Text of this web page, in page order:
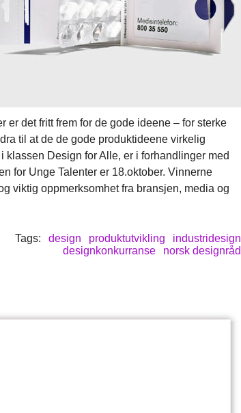
er det fritt frem for de gode ideene – for sterke
til at de de gode produktideene virkelig
klassen Design for Alle, er i forhandlinger med
for Unge Talenter er 18.oktober. Vinnerne
viktig oppmerksomhet fra bransjen, media og
Tags: design produktutvikling
industridesign
designkonkurranse
norsk designråd